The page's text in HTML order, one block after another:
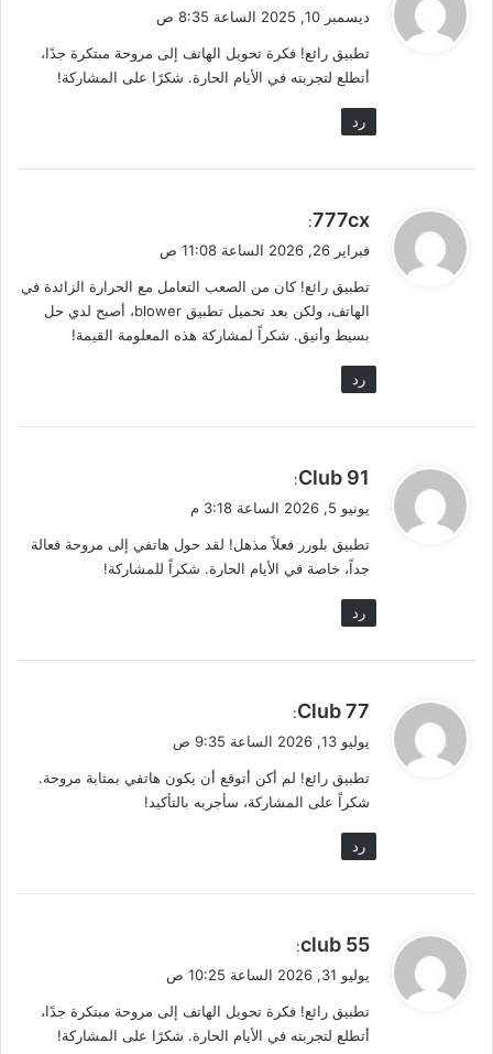
ل
ديسمبر 10, 2025 الساعة 8:35 ص
تطبيق رائع! فكرة تحويل الهاتف إلى مروحة مبتكرة جدًا،
أتطلع لتجربته في الأيام الحارة. شكرًا على المشاركة!
رد
ي
ل
777cx
:
فبراير 26, 2026 الساعة 11:08 ص
تطبيق رائع! كان من الصعب التعامل مع الحرارة الزائدة في
الهاتف، ولكن بعد تحميل تطبيق blower، أصبح لدي حل
بسيط وأنيق. شكراً لمشاركة هذه المعلومة القيمة!
رد
ي
ل
91 Club
:
يونيو 5, 2026 الساعة 3:18 م
تطبيق بلورر فعلاً مذهل! لقد حول هاتفي إلى مروحة فعالة
جداً، خاصة في الأيام الحارة. شكراً للمشاركة!
رد
ي
ل
77 Club
:
يوليو 13, 2026 الساعة 9:35 ص
تطبيق رائع! لم أكن أتوقع أن يكون هاتفي بمثابة مروحة.
شكراً على المشاركة، سأجربه بالتأكيد!
رد
ي
ل
55 club
:
يوليو 31, 2026 الساعة 10:25 ص
تطبيق رائع! فكرة تحويل الهاتف إلى مروحة مبتكرة جدًا،
أتطلع لتجربته في الأيام الحارة. شكرًا على المشاركة!